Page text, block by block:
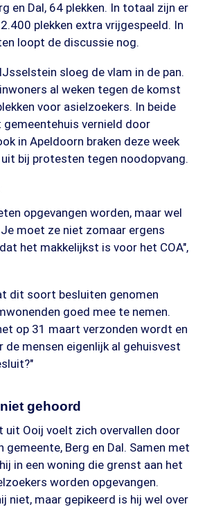
en Dal, 64 plekken. In totaal zijn er
plekken extra vrijgespeeld. In
loopt de discussie nog.
sloeg de vlam in de pan.
al weken tegen de komst
voor asielzoekers. In beide
vernield door
in Apeldoorn braken deze week
bij protesten tegen noodopvang.
opgevangen worden, maar wel
moet ze niet zomaar ergens
het makkelijkst is voor het COA",
dit soort besluiten genomen
goed mee te nemen.
op 31 maart verzonden wordt en
de mensen eigenlijk al gehuisvest
gehoord
uit Ooij voelt zich overvallen door
gemeente, Berg en Dal. Samen met
in een woning die grenst aan het
worden opgevangen.
niet, maar gepikeerd is hij wel over